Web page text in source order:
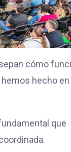
cómo
hecho en
que